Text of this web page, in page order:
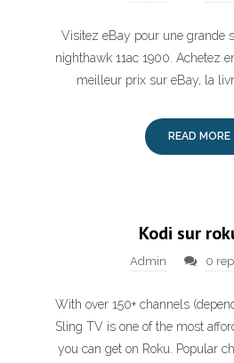
Visitez eBay pour une grande
nighthawk 11ac 1900. Achetez
meilleur prix sur eBay, la
READ MORE
Kodi sur
Admin 0
With over 150+ channels
Sling TV is one of the most
you can get on Roku. Popular